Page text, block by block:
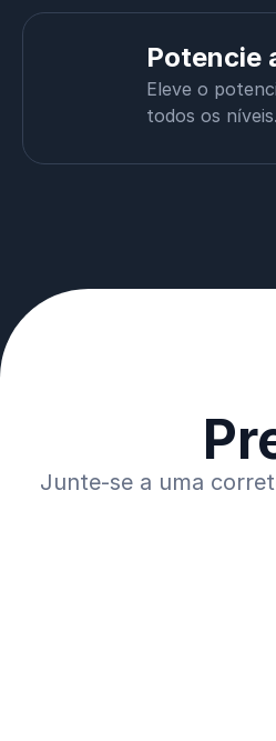
Potencie
Eleve o
todos os níveis.
Junte-se a uma